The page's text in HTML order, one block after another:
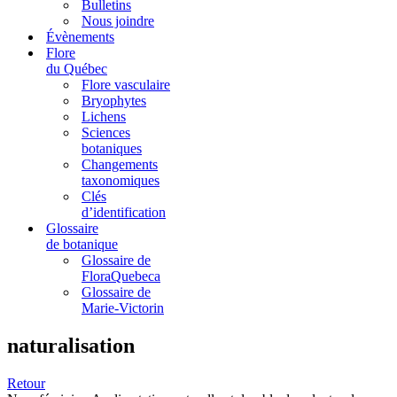
Bulletins
Nous joindre
Évènements
Flore
du Québec
Flore vasculaire
Bryophytes
Lichens
Sciences
botaniques
Changements
taxonomiques
Clés
d’identification
Glossaire
de botanique
Glossaire de
FloraQuebeca
Glossaire de
Marie-Victorin
naturalisation
Retour